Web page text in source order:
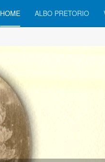
HOME ALBO PRETORIO